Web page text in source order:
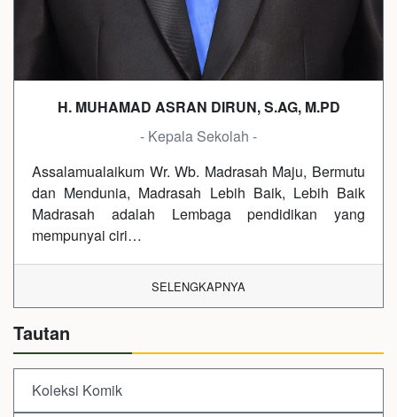
H. MUHAMAD ASRAN DIRUN, S.AG, M.PD
- Kepala Sekolah -
Assalamualaikum Wr. Wb. Madrasah Maju, Bermutu
dan Mendunia, Madrasah Lebih Baik, Lebih Baik
Madrasah adalah Lembaga pendidikan yang
mempunyai ciri…
SELENGKAPNYA
Tautan
Koleksi Komik